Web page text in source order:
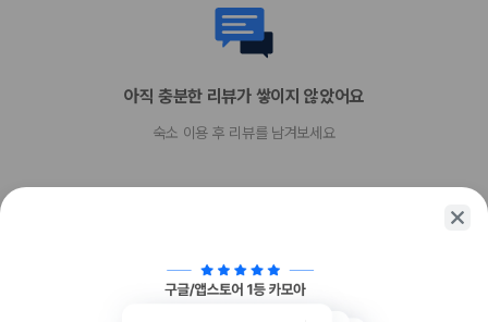
JCB International아직 충분한 리뷰가 쌓이지 않았어요
숙소 이용 후 리뷰를 남겨보세요
함께 가는 친구에게 정보를 공유해보세요